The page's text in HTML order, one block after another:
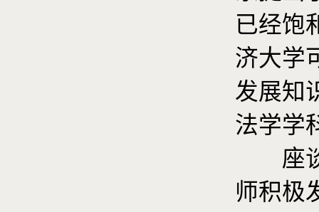
已经饱
济大学
发展知
法学学
座谈
师积极